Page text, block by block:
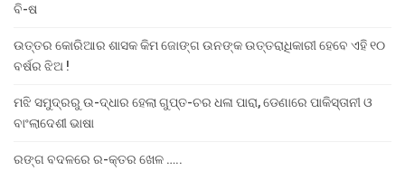
ବି-ଷ
ଉତ୍ତର କୋରିଆର ଶାସକ କିମ ଜୋଙ୍ଗ ଉନଙ୍କ ଉତ୍ତରାଧିକାରୀ ହେବେ ଏହି ୧୦
ବର୍ଷର ଝିଅ !
ମଝି ସମୁଦ୍ରରୁ ଉ-ଦ୍ଧାର ହେଲା ଗୁପ୍ତ-ଚର ଧଳା ପାରା, ଡେଣାରେ ପାକିସ୍ତାନୀ ଓ
ବାଂଲାଦେଶୀ ଭାଷା
ରଙ୍ଗ ବଦଳରେ ର-କ୍ତର ଖେଳ …..